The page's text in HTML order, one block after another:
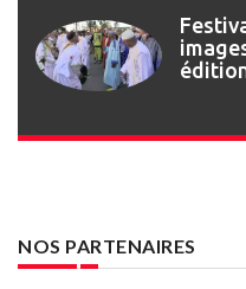
NOS PARTENAIRES